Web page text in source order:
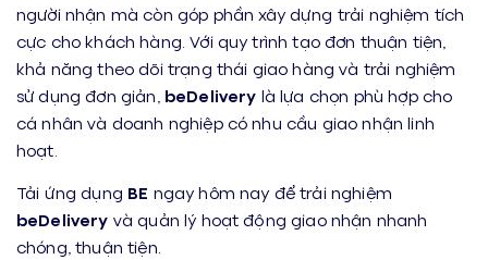
người nhận mà còn góp phần xây dựng trải nghiệm tích
cực cho khách hàng. Với quy trình tạo đơn thuận tiện,
khả năng theo dõi trạng thái giao hàng và trải nghiệm
sử dụng đơn giản, beDelivery là lựa chọn phù hợp cho
cá nhân và doanh nghiệp có nhu cầu giao nhận linh
hoạt.
Tải ứng dụng BE ngay hôm nay để trải nghiệm
beDelivery và quản lý hoạt động giao nhận nhanh
chóng, thuận tiện.